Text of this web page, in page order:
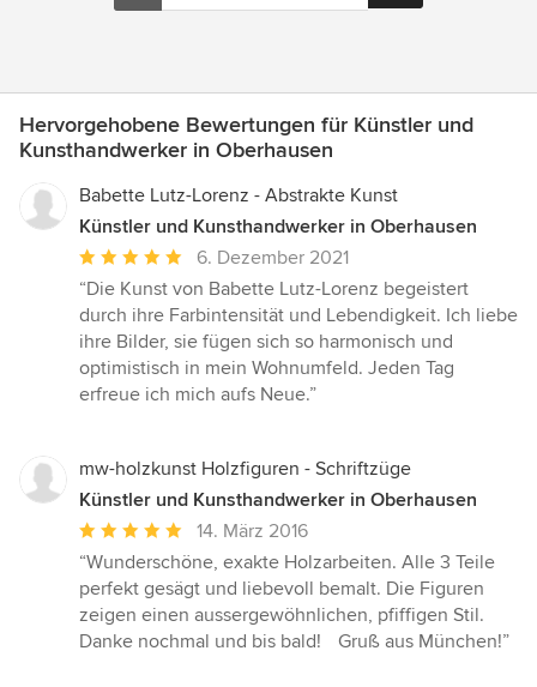
Hervorgehobene Bewertungen für Künstler und
Kunsthandwerker in Oberhausen
Babette Lutz-Lorenz - Abstrakte Kunst
Künstler und Kunsthandwerker in Oberhausen
Durchschnittliche
Bewertung:
5
von
5
Sternen
6. Dezember 2021
“Die Kunst von Babette Lutz-Lorenz begeistert
durch ihre Farbintensität und Lebendigkeit. Ich liebe
ihre Bilder, sie fügen sich so harmonisch und
optimistisch in mein Wohnumfeld. Jeden Tag
erfreue ich mich aufs Neue.”
mw-holzkunst Holzfiguren - Schriftzüge
Künstler und Kunsthandwerker in Oberhausen
Durchschnittliche
Bewertung:
5
von
5
14. März 2016
“Wunderschöne, exakte Holzarbeiten. Alle 3 Teile
perfekt gesägt und liebevoll bemalt. Die Figuren
zeigen einen aussergewöhnlichen, pfiffigen Stil.
Danke nochmal und bis bald! Gruß aus München!”